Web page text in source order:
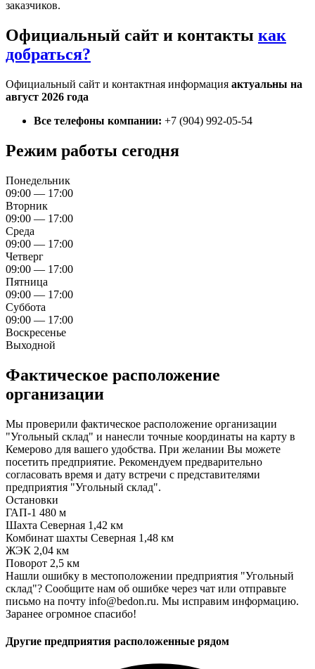
заказчиков.
Официальный сайт и контакты как
добраться?
Официальный сайт и контактная информация актуальны на
август 2026 года
Все телефоны компании: +7 (904) 992-05-54
Режим работы сегодня
Понедельник
09:00 — 17:00
Вторник
09:00 — 17:00
Среда
09:00 — 17:00
Четверг
09:00 — 17:00
Пятница
09:00 — 17:00
Суббота
09:00 — 17:00
Воскресенье
Выходной
Фактическое расположение
организации
Мы проверили фактическое расположение организации
"Угольный склад" и нанесли точные координаты на карту в
Кемерово для вашего удобства. При желании Вы можете
посетить предприятие. Рекомендуем предварительно
согласовать время и дату встречи с представителями
предприятия "Угольный склад".
Остановки
ГАП-1 480 м
Шахта Северная 1,42 км
Комбинат шахты Северная 1,48 км
ЖЭК 2,04 км
Поворот 2,5 км
Нашли ошибку в местоположении предприятия "Угольный
склад"? Сообщите нам об ошибке через чат или отправьте
письмо на почту info@bedon.ru. Мы исправим информацию.
Заранее огромное спасибо!
Другие предприятия расположенные рядом